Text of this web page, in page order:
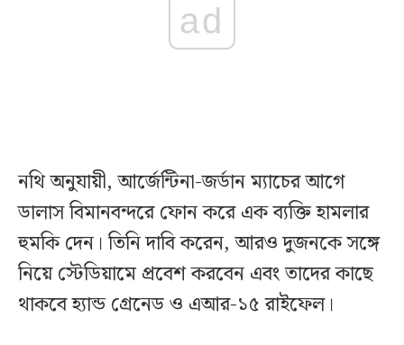
ad
নথি অনুযায়ী, আর্জেন্টিনা-জর্ডান ম্যাচের আগে
ডালাস বিমানবন্দরে ফোন করে এক ব্যক্তি হামলার
হুমকি দেন। তিনি দাবি করেন, আরও দুজনকে সঙ্গে
নিয়ে স্টেডিয়ামে প্রবেশ করবেন এবং তাদের কাছে
থাকবে হ্যান্ড গ্রেনেড ও এআর-১৫ রাইফেল।